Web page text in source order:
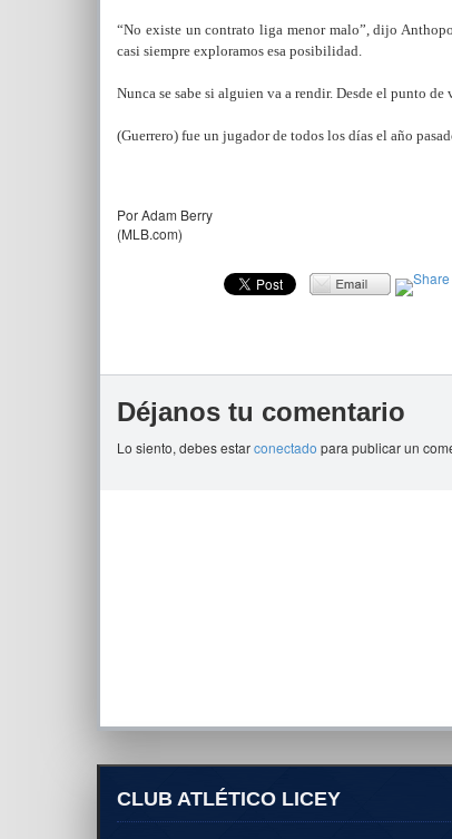
“No existe un contrato liga menor malo”, dijo
casi siempre exploramos esa posibilidad.
Nunca se sabe si alguien va a rendir. Desde el punto
(Guerrero) fue un jugador de todos los días el año
Por Adam Berry
(MLB.com)
Déjanos tu comentario
Lo siento, debes estarconectado para publicar un
CLUB ATLÉTICO LICEY